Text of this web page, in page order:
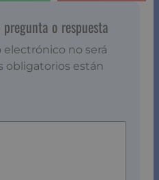
o respuesta
no será
obligatorios están